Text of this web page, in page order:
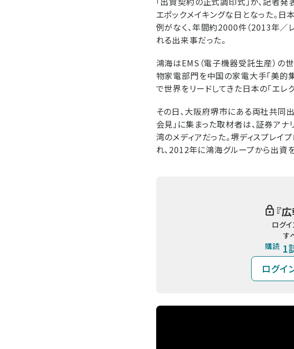
エポックメイキングな日となった。
例がなく、年間約2000件（2013年／
れる出来事だった。
鴻海はEMS（電子機器受託生産）の
物家電部門を中国の家電大手「美的
で世界をリードしてきた日本の「エレ
その日、大阪府堺市にある両社共同
会見」に集まった取材者は、証券ア
湾のメディアだった。堺ディスプレ
れ、2012年に鴻海グループから出資
『
ログ
す
購読 1
ログイ